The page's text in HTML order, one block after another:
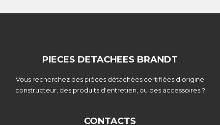
PIECES DETACHEES BRANDT
Vous recherchez des pièces détachées certifiées d’origine
constructeur, des produits d'entretien, ou des accessoires ?
CONTACTS